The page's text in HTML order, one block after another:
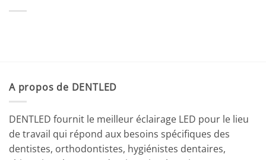
A propos de DENTLED
DENTLED fournit le meilleur éclairage LED pour le lieu
de travail qui répond aux besoins spécifiques des
dentistes, orthodontistes, hygiénistes dentaires,